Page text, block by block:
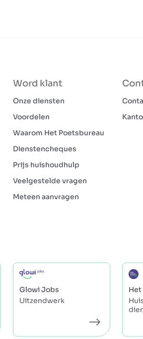
Word klant
Onze diensten
Voordelen
Waarom Het Poetsbureau
Dienstencheques
Prijs huishoudhulp
Veelgestelde vragen
Meteen aanvragen
Glowi Jobs
Uitzendwerk
Het